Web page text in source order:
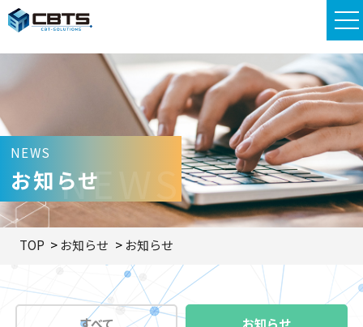
NEWS
お知らせNEWS
TOP お知らせ お知らせ
すべて お知らせ